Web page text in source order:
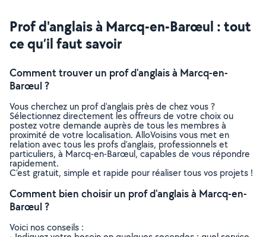
Prof d'anglais à Marcq-en-Barœul : tout
ce qu’il faut savoir
Comment trouver un prof d'anglais à Marcq-en-
Barœul ?
Vous cherchez un prof d'anglais près de chez vous ?
Sélectionnez directement les offreurs de votre choix ou
postez votre demande auprès de tous les membres à
proximité de votre localisation. AlloVoisins vous met en
relation avec tous les profs d'anglais, professionnels et
particuliers, à Marcq-en-Barœul, capables de vous répondre
rapidement.
C’est gratuit, simple et rapide pour réaliser tous vos projets !
Comment bien choisir un prof d'anglais à Marcq-en-
Barœul ?
Voici nos conseils :